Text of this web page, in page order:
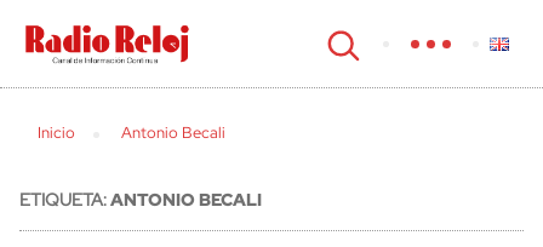
cerrar
Inicio Antonio Becali
ETIQUETA:ANTONIO BECALI